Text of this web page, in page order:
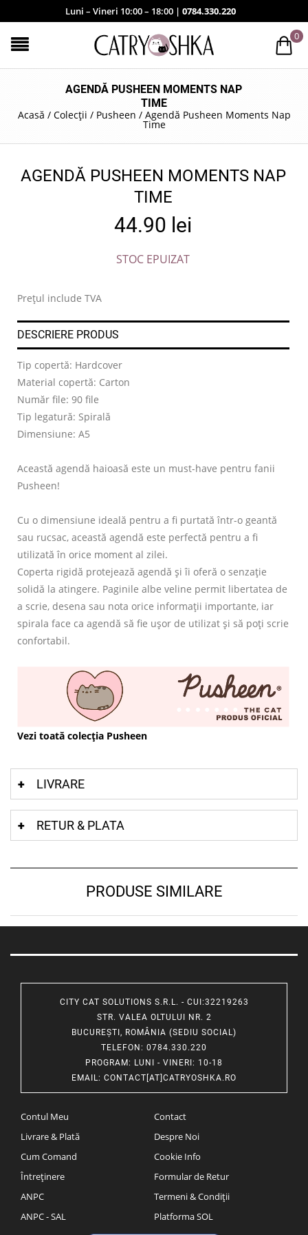
Luni – Vineri 10:00 – 18:00 | 0784.330.220
0
AGENDĂ PUSHEEN MOMENTS NAP
TIME
Acasă / Colecții / Pusheen / Agendă Pusheen Moments Nap
Time
AGENDĂ PUSHEEN MOMENTS NAP
TIME
44.90 lei
STOC EPUIZAT
Prețul include TVA
DESCRIERE PRODUS
Tip copertă: Hardcover
Material copertă: Carton
Număr file: 90 file
Tip legatură: Spirală
Dimensiune: A5
Această agendă haioasă este un must-have pentru fanii
Pusheen!
Cu o dimensiune ideală pentru a fi purtată într-o geantă
sau rucsac, această agendă este perfectă pentru a fi
utilizată în orice moment al zilei.
Coperta rigidă protejează agendă și îi oferă o senzație
solidă la atingere. Paginile albe veline permit libertatea de
a scrie, desena sau nota orice informații importante, iar
spirala face ca agendă să fie ușor de utilizat și să poți scrie
confortabil.
Vezi toată colecția Pusheen
LIVRARE
RETUR & PLATA
PRODUSE SIMILARE
CITY CAT SOLUTIONS S.R.L. - CUI:32219263
STR. VALEA OLTULUI NR. 2
BUCUREȘTI, ROMÂNIA (SEDIU SOCIAL)
TELEFON : 0784.330.220
PROGRAM: LUNI - VINERI: 10-18
EMAIL: CONTACT[AT]CATRYOSHKA.RO
Contul Meu
Livrare & Plată
Cum Comand
Întreținere
ANPC
ANPC - SAL
Contact
Despre Noi
Cookie Info
Formular de Retur
Termeni & Condiții
Platforma SOL